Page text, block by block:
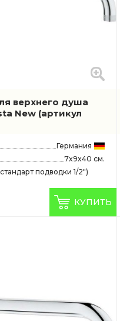
верхнего душа
New (артикул
Германия
7x9x40 см.
подводки 1/2")
КУПИТЬ